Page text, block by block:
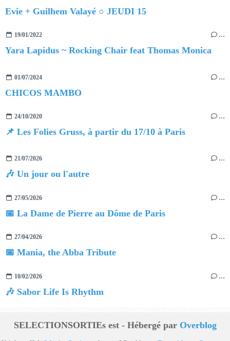
Evie + Guilhem Valayé ○ JEUDI 15
19/01/2022 …
Yara Lapidus ~ Rocking Chair feat Thomas Monica
01/07/2024 …
CHICOS MAMBO
24/10/2020 …
📌 Les Folies Gruss, à partir du 17/10 à Paris
21/07/2026 …
🎶 Un jour ou l'autre
27/05/2026 …
📅 La Dame de Pierre au Dôme de Paris
27/04/2026 …
📅 Mania, the Abba Tribute
10/02/2026 …
🎶 Sabor Life Is Rhythm
SELECTIONSORTIEs est - Hébergé par Overblog